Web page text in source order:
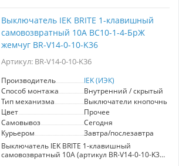
розетку в любой интерьер. Шторки
предметов, обеспечивая дополнительную
безопасность для детей. Простота монтажа и
высокая прочность материалов делают эту
розетку долговечным и практичным выбором
для вашего дома или офиса. Выбирая IEK
BRITE, вы получаете качество, стиль и защиту в
одном решении.
Выключатель IEK BRITE 1-клавишный
самовозвратный 10А ВС10-1-4-БрЖ
жемчуг BR-V14-0-10-K36
Артикул: BR-V14-0-10-K36
Производитель
IEK (ИЭК)
Способ монтажа
Внутренний / скрытый
Тип механизма
Выключатели кнопочные
Цвет
Прочее
Самовывоз
Сегодня
Курьером
Завтра/послезавтра
Выключатель IEK BRITE 1-клавишный
самовозвратный 10А (артикул BR-V14-0-10-K36)